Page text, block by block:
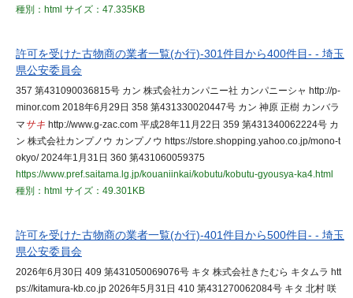
種別：html サイズ：47.335KB
許可を受けた古物商の業者一覧(か行)-301件目から400件目- - 埼玉
県公安委員会
357 第431090036815号 カン 株式会社カンパニー社 カンパニーシャ http://p-
minor.com 2018年6月29日 358 第431330020447号 カン 神原 正樹 カンバラ
マ サキ http://www.g-zac.com 平成28年11月22日 359 第431340062224号 カ
ン 株式会社カンプノウ カンプノウ https://store.shopping.yahoo.co.jp/mono-t
okyo/ 2024年1月31日 360 第431060059375
https://www.pref.saitama.lg.jp/kouaniinkai/kobutu/kobutu-gyousya-ka4.html
種別：html サイズ：49.301KB
許可を受けた古物商の業者一覧(か行)-401件目から500件目- - 埼玉
県公安委員会
2026年6月30日 409 第431050069076号 キタ 株式会社きたむら キタムラ htt
ps://kitamura-kb.co.jp 2026年5月31日 410 第431270062084号 キタ 北村 咲